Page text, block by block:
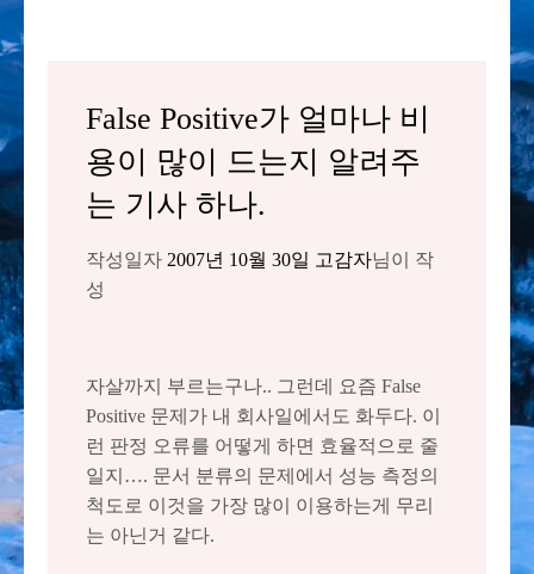
False Positive가 얼마나 비
용이 많이 드는지 알려주
는 기사 하나.
작성일자 2007년 10월 30일 고감자님이 작
성
자살까지 부르는구나.. 그런데 요즘 False
Positive 문제가 내 회사일에서도 화두다. 이
런 판정 오류를 어떻게 하면 효율적으로 줄
일지…. 문서 분류의 문제에서 성능 측정의
척도로 이것을 가장 많이 이용하는게 무리
는 아닌거 같다.